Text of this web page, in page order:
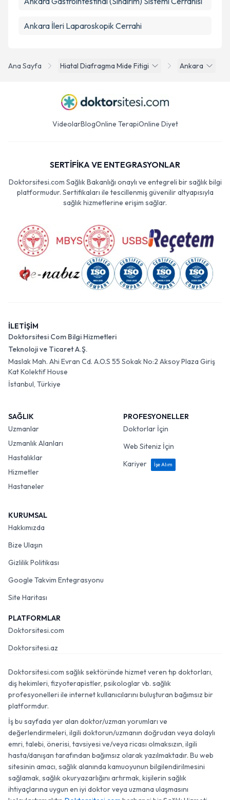
Ana Sayfa Hiatal Diafragma Mide Fitigi Ankara
Ankara İleri Laparoskopik Cerrahi
VideolarBlogOnline TerapiOnline Diyet
SERTİFİKA VE ENTEGRASYONLAR
Doktorsitesi.com Sağlık Bakanlığı onaylı ve entegreli bir sağlık bilgi
platformudur. Sertifikaları ile tescillenmiş güvenilir altyapısıyla
sağlık hizmetlerine erişim sağlar.
İLETİŞİM
Doktorsitesi Com Bilgi Hizmetleri
Teknoloji ve Ticaret A.Ş.
Maslak Mah. Ahi Evran Cd. A.O.S 55 Sokak No:2 Aksoy Plaza Giriş
Kat Kolektif House
İstanbul, Türkiye
SAĞLIK
Uzmanlar
Uzmanlık Alanları
Hastalıklar
Hizmetler
Hastaneler
PROFESYONELLER
Doktorlar İçin
Web Siteniz İçin
Kariyer
İşe Alım
KURUMSAL
Hakkımızda
Bize Ulaşın
Gizlilik Politikası
Google Takvim Entegrasyonu
Site Haritası
PLATFORMLAR
Doktorsitesi.com
Doktorsitesi.az
Doktorsitesi.com sağlık sektöründe hizmet veren tıp doktorları,
diş hekimleri, fizyoterapistler, psikologlar vb. sağlık
profesyonelleri ile internet kullanıcılarını buluşturan bağımsız bir
platformdur.
İş bu sayfada yer alan doktor/uzman yorumları ve
değerlendirmeleri, ilgili doktorun/uzmanın doğrudan veya dolaylı
emri, talebi, önerisi, tavsiyesi ve/veya ricası olmaksızın, ilgili
hasta/danışan tarafından bağımsız olarak yazılmaktadır. Bu web
sitesinin amacı, sağlık alanında kamuoyunun bilgilendirilmesini
sağlamak, sağlık okuryazarlığını artırmak, kişilerin sağlık
ihtiyaçlarına uygun en iyi doktor veya uzmana ulaşmasını